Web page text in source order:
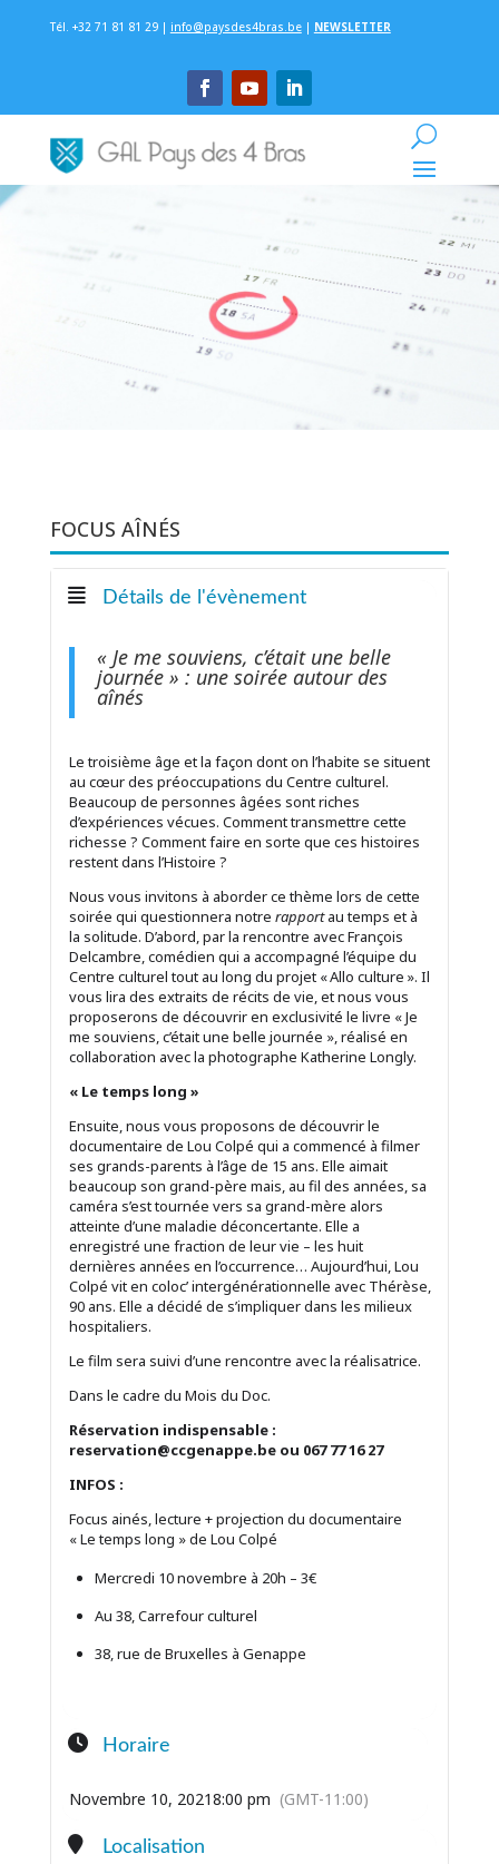
Tél. +32 71 81 81 29 | info@paysdes4bras.be| NEWSLETTER
FOCUS AÎNÉS
Détails de l'évènement
« Je me souviens, c’était une belle
journée » : une soirée autour des
aînés
Le troisième âge et la façon dont on l’habite se situent
au cœur des préoccupations du Centre culturel.
Beaucoup de personnes âgées sont riches
d’expériences vécues. Comment transmettre cette
richesse ? Comment faire en sorte que ces histoires
restent dans l’Histoire ?
Nous vous invitons à aborder ce thème lors de cette
soirée qui questionnera notre rapportau temps et à
la solitude. D’abord, par la rencontre avec François
Delcambre, comédien qui a accompagné l’équipe du
Centre culturel tout au long du projet « Allo culture ». Il
vous lira des extraits de récits de vie, et nous vous
proposerons de découvrir en exclusivité le livre « Je
me souviens, c’était une belle journée », réalisé en
collaboration avec la photographe Katherine Longly.
« Le temps long »
Ensuite, nous vous proposons de découvrir le
documentaire de Lou Colpé qui a commencé à filmer
ses grands-parents à l’âge de 15 ans. Elle aimait
beaucoup son grand-père mais, au fil des années, sa
caméra s’est tournée vers sa grand-mère alors
atteinte d’une maladie déconcertante. Elle a
enregistré une fraction de leur vie – les huit
dernières années en l’occurrence… Aujourd’hui, Lou
Colpé vit en coloc’ intergénérationnelle avec Thérèse,
90 ans. Elle a décidé de s’impliquer dans les milieux
hospitaliers.
Le film sera suivi d’une rencontre avec la réalisatrice.
Dans le cadre du Mois du Doc.
Réservation indispensable :
reservation@ccgenappe.be ou 067 77 16 27
INFOS :
Focus ainés, lecture + projection du documentaire
« Le temps long » de Lou Colpé
Mercredi 10 novembre à 20h – 3€
Au 38, Carrefour culturel
38, rue de Bruxelles à Genappe
Horaire
Novembre 10, 20218:00 pm (GMT-11:00)
Localisation